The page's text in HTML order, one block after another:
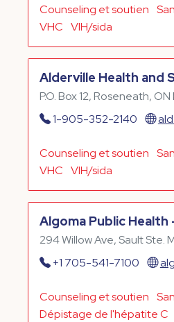
Counseling et soutien
VHC VIH/sida
Alderville Health and
P.O. Box 12, Roseneath,
1-905-352-2140
Counseling et soutien
VHC VIH/sida
Algoma Public Health
294 Willow Ave, Sault Ste.
+1 705-541-7100
Counseling et soutien
Dépistage de l'hépatite C